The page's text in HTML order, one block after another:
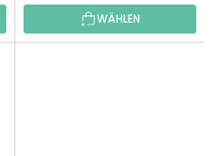
WÄHLEN